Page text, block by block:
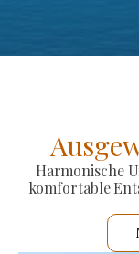
Harmonische
komfortable